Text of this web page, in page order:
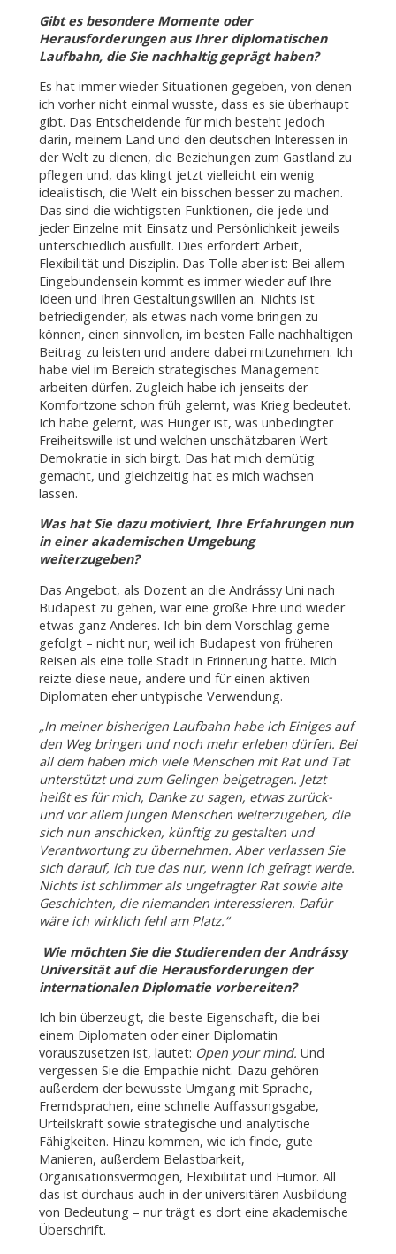
Gibt es besondere Momente oder
Herausforderungen aus Ihrer diplomatischen
Laufbahn, die Sie nachhaltig geprägt haben?
Es hat immer wieder Situationen gegeben, von denen
ich vorher nicht einmal wusste, dass es sie überhaupt
gibt. Das Entscheidende für mich besteht jedoch
darin, meinem Land und den deutschen Interessen in
der Welt zu dienen, die Beziehungen zum Gastland zu
pflegen und, das klingt jetzt vielleicht ein wenig
idealistisch, die Welt ein bisschen besser zu machen.
Das sind die wichtigsten Funktionen, die jede und
jeder Einzelne mit Einsatz und Persönlichkeit jeweils
unterschiedlich ausfüllt. Dies erfordert Arbeit,
Flexibilität und Disziplin. Das Tolle aber ist: Bei allem
Eingebundensein kommt es immer wieder auf Ihre
Ideen und Ihren Gestaltungswillen an. Nichts ist
befriedigender, als etwas nach vorne bringen zu
können, einen sinnvollen, im besten Falle nachhaltigen
Beitrag zu leisten und andere dabei mitzunehmen. Ich
habe viel im Bereich strategisches Management
arbeiten dürfen. Zugleich habe ich jenseits der
Komfortzone schon früh gelernt, was Krieg bedeutet.
Ich habe gelernt, was Hunger ist, was unbedingter
Freiheitswille ist und welchen unschätzbaren Wert
Demokratie in sich birgt. Das hat mich demütig
gemacht, und gleichzeitig hat es mich wachsen
lassen.
Was hat Sie dazu motiviert, Ihre Erfahrungen nun
in einer akademischen Umgebung
weiterzugeben?
Das Angebot, als Dozent an die Andrássy Uni nach
Budapest zu gehen, war eine große Ehre und wieder
etwas ganz Anderes. Ich bin dem Vorschlag gerne
gefolgt – nicht nur, weil ich Budapest von früheren
Reisen als eine tolle Stadt in Erinnerung hatte. Mich
reizte diese neue, andere und für einen aktiven
Diplomaten eher untypische Verwendung.
„In meiner bisherigen Laufbahn habe ich Einiges auf
den Weg bringen und noch mehr erleben dürfen. Bei
all dem haben mich viele Menschen mit Rat und Tat
unterstützt und zum Gelingen beigetragen. Jetzt
heißt es für mich, Danke zu sagen, etwas zurück-
und vor allem jungen Menschen weiterzugeben, die
sich nun anschicken, künftig zu gestalten und
Verantwortung zu übernehmen. Aber verlassen Sie
sich darauf, ich tue das nur, wenn ich gefragt werde.
Nichts ist schlimmer als ungefragter Rat sowie alte
Geschichten, die niemanden interessieren. Dafür
wäre ich wirklich fehl am Platz.“
Wie möchten Sie die Studierenden der Andrássy
Universität auf die Herausforderungen der
internationalen Diplomatie vorbereiten?
Ich bin überzeugt, die beste Eigenschaft, die bei
einem Diplomaten oder einer Diplomatin
vorauszusetzen ist, lautet: Open your mind. Und
vergessen Sie die Empathie nicht. Dazu gehören
außerdem der bewusste Umgang mit Sprache,
Fremdsprachen, eine schnelle Auffassungsgabe,
Urteilskraft sowie strategische und analytische
Fähigkeiten. Hinzu kommen, wie ich finde, gute
Manieren, außerdem Belastbarkeit,
Organisationsvermögen, Flexibilität und Humor. All
das ist durchaus auch in der universitären Ausbildung
von Bedeutung – nur trägt es dort eine akademische
Überschrift.